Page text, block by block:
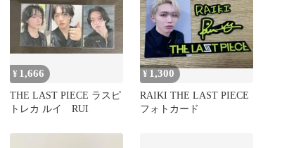
¥ 1,666
THE LAST PIECE ラスピ
トレカ ルイ RUI
¥ 1,300
RAIKI THE LAST PIECE
フォトカード